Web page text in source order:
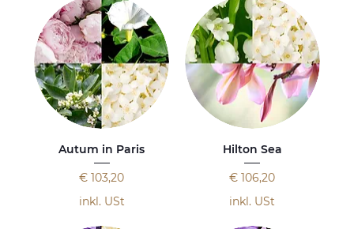
Autum in Paris
Preis
€ 103,20
inkl. USt
Hilton Sea
Preis
€ 106,20
inkl. USt